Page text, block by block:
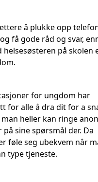
å plukke opp
få gode råd og svar,
helsesøsteren på skolen
for ungdom har
for alle å dra dit for a
heller kan ringe
sine spørsmål der. Da
føle seg ubekvem når
type tjeneste.